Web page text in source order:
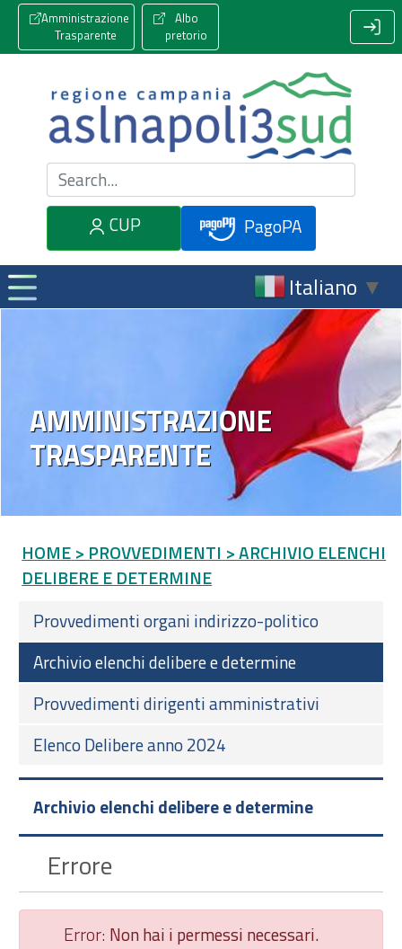
Amministrazione
Trasparente
Albo
pretorio
Cerca nel sito
CUP
PagoPA
Italiano ▼
AMMINISTRAZIONE
TRASPARENTE
HOME > PROVVEDIMENTI > ARCHIVIO ELENCHI
DELIBERE E DETERMINE
Provvedimenti organi indirizzo-politico
Archivio elenchi delibere e determine
Provvedimenti dirigenti amministrativi
Elenco Delibere anno 2024
Archivio elenchi delibere e determine
Errore
Error: Non hai i permessi necessari.